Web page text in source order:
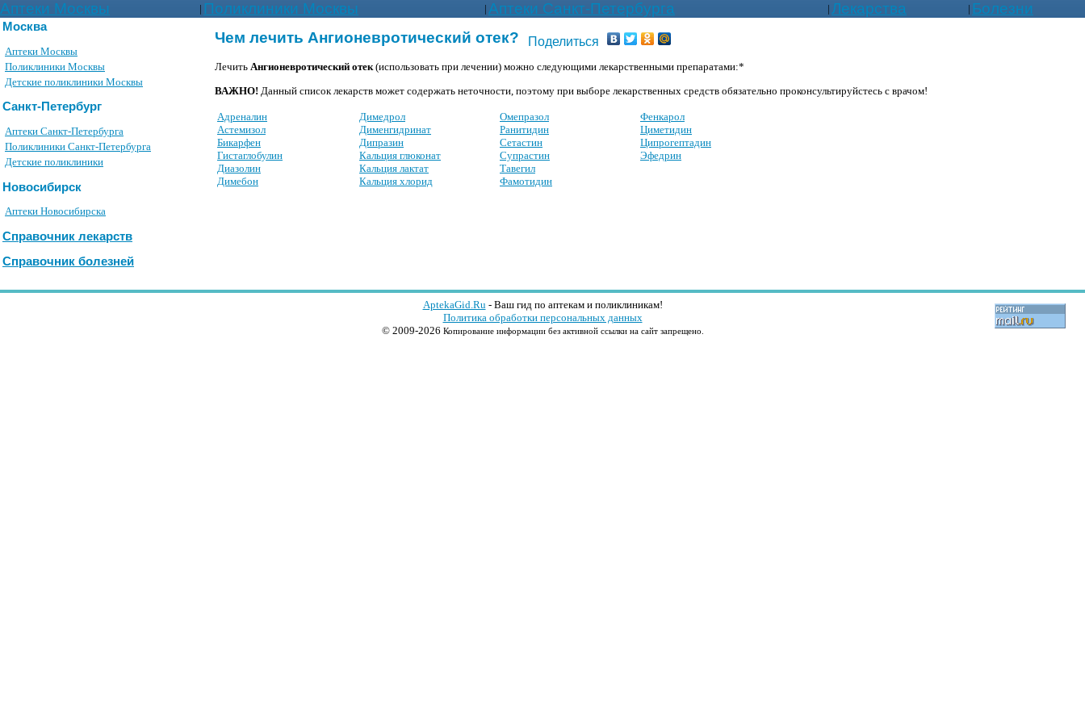
Аптеки Москвы | Поликлиники Москвы | Аптеки Санкт-Петербурга | Лекарства | Болезни
Москва
Аптеки Москвы
Поликлиники Москвы
Детские поликлиники Москвы
Санкт-Петербург
Аптеки Санкт-Петербурга
Поликлиники Санкт-Петербурга
Детские поликлиники
Новосибирск
Аптеки Новосибирска
Справочник лекарств
Справочник болезней
Чем лечить Ангионевротический отек? Поделиться
Лечить Ангионевротический отек(использовать при лечении) можно следующими лекарственными препаратами:*
ВАЖНО! Данный список лекарств может содержать неточности, поэтому при выборе лекарственных средств обязательно проконсультируйстесь с врачом!
Адреналин
Астемизол
Бикарфен
Гистаглобулин
Диазолин
Димебон
Димедрол
Дименгидринат
Дипразин
Кальция глюконат
Кальция лактат
Кальция хлорид
Омепразол
Ранитидин
Сетастин
Супрастин
Тавегил
Фамотидин
Фенкарол
Циметидин
Ципрогептадин
Эфедрин
AptekaGid.Ru- Ваш гид по аптекам и поликлиникам!
Политика обработки персональных данных
© 2009-2026 Копирование информации без активной ссылки на сайт запрещено.